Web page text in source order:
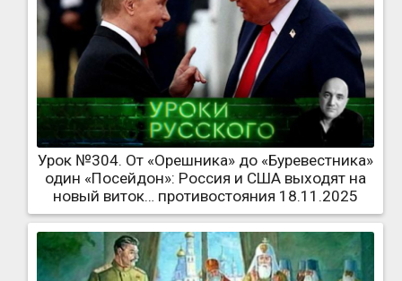
Урок №304. От «Орешника» до «Буревестника»
один «Посейдон»: Россия и США выходят на
новый виток… противостояния 18.11.2025